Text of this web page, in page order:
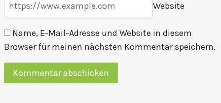
Website
Name, E-Mail-Adresse und Website in diesem
Browser für meinen nächsten Kommentar speichern.